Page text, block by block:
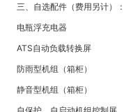
三、自选配件（费用另计）：
电瓶浮充电器
ATS自动负载转换屏
防雨型机组（箱柜）
静音型机组（箱柜）